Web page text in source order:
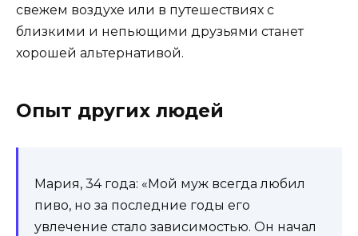
свежем воздухе или в путешествиях с
близкими и непьющими друзьями станет
хорошей альтернативой.
Опыт других людей
Мария, 34 года: «Мой муж всегда любил
пиво, но за последние годы его
увлечение стало зависимостью. Он начал